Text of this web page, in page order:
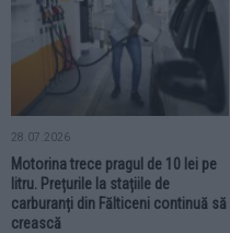
28.07.2026
Motorina trece pragul de 10 lei pe
litru. Prețurile la stațiile de
carburanți din Fălticeni continuă să
crească